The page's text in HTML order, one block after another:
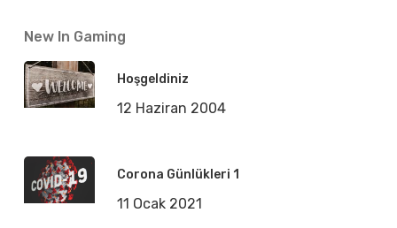
New In Gaming
Hoşgeldiniz
12 Haziran 2004
Corona Günlükleri 1
11 Ocak 2021